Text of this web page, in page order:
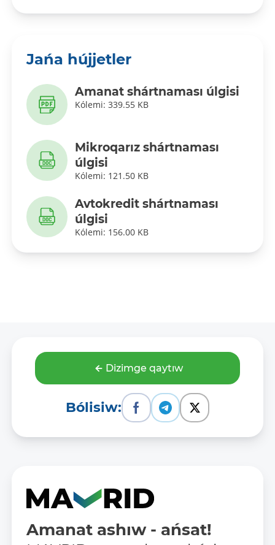
Jańa hújjetler
Amanat shártnaması úlgisi
Kólemi: 339.55 KB
Mikroqarız shártnaması
úlgisi
Kólemi: 121.50 KB
Avtokredit shártnaması
úlgisi
Kólemi: 156.00 KB
Dizimge qaytıw
Bólisiw:
Amanat ashıw - ańsat!